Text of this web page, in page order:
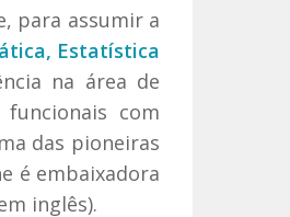
para assumir a
Estatística
na área de
funcionais com
das pioneiras
é embaixadora
inglês).